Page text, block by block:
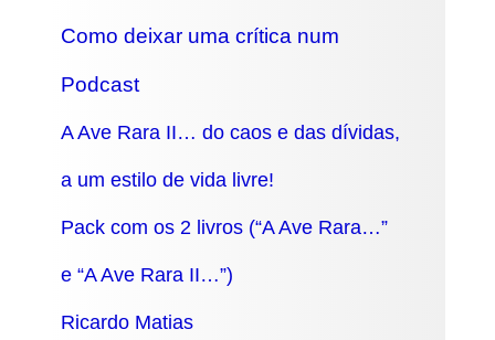
Como deixar uma crítica num
Podcast
A Ave Rara II… do caos e das dívidas,
a um estilo de vida livre!
Pack com os 2 livros (“A Ave Rara…”
e “A Ave Rara II…”)
Ricardo Matias